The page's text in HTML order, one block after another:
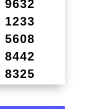
9632
1233
5608
8442
8325